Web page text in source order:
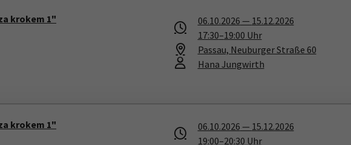
krokem 1"
06.10.2026 — 15.12.2026
17:30–19:00 Uhr
Passau, Neuburger Straße 60
Hana Jungwirth
krokem 1"
06.10.2026 — 15.12.2026
19:00–20:30 Uhr